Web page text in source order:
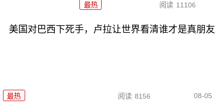
最热 阅读 11106
美国对巴西下死手，卢拉让世界看清谁才是真朋友
最热 阅读 8156 08-05